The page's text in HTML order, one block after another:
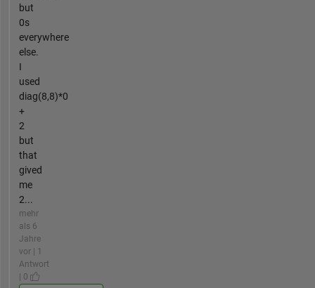
but
0s
everywhere
else.
I
used
diag(8,8)*0
+
2
but
that
gived
me
2...
mehr
als 6
Jahre
vor | 1
Antwort
| 0